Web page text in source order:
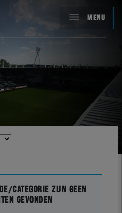
MENU
categorie zijn geen
gevonden